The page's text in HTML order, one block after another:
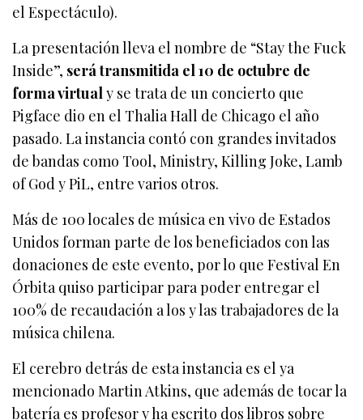
el Espectáculo).
La presentación lleva el nombre de “Stay the Fuck
Inside”, será transmitida el 10 de octubre de
forma virtualy se trata de un concierto que
Pigface dio en el Thalia Hall de Chicago el año
pasado. La instancia contó con grandes invitados
de bandas como Tool, Ministry, Killing Joke, Lamb
of God y PiL, entre varios otros.
Más de 100 locales de música en vivo de Estados
Unidos forman parte de los beneficiados con las
donaciones de este evento, por lo que Festival En
Órbita quiso participar para poder entregar el
100% de recaudación a los y las trabajadores de la
música chilena.
El cerebro detrás de esta instancia es el ya
mencionado Martin Atkins, que además de tocar la
batería es profesor y ha escrito dos libros sobre